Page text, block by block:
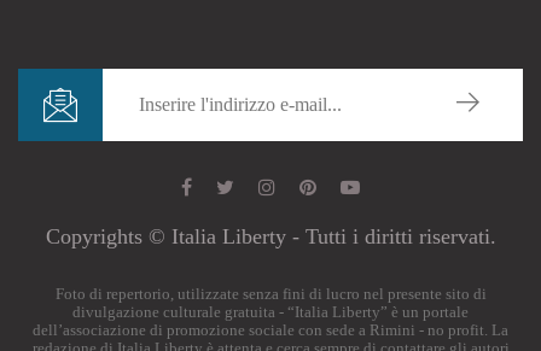
Copyrights © Italia Liberty - Tutti i diritti riservati.
Foto di repertorio, utilizzate senza fini di lucro nel presente sito di
divulgazione culturale gratuita - “Italia Liberty” è un portale
dell’associazione di promozione sociale con sede a Rimini - no profit. La